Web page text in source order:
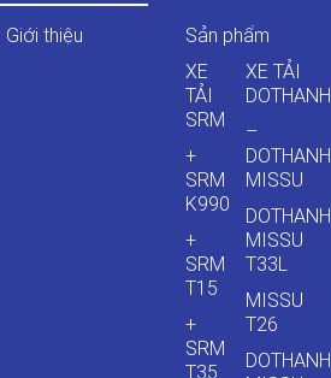
Giới thiệu
Sản phẩm
XE
TẢI
SRM
+
SRM
K990
+
SRM
T15
+
SRM
T35
XE TẢI
DOTHANH
–
DOTHANH
MISSU
DOTHANH
MISSU
T33L
MISSU
T26
DOTHANH